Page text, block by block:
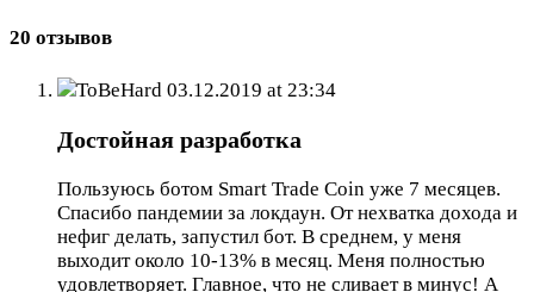
20 отзывов
ToBeHard 03.12.2019 at 23:34
Достойная разработка
Пользуюсь ботом Smart Trade Coin уже 7 месяцев.
Спасибо пандемии за локдаун. От нехватка дохода и
нефиг делать, запустил бот. В среднем, у меня
выходит около 10-13% в месяц. Меня полностью
удовлетворяет. Главное, что не сливает в минус! А